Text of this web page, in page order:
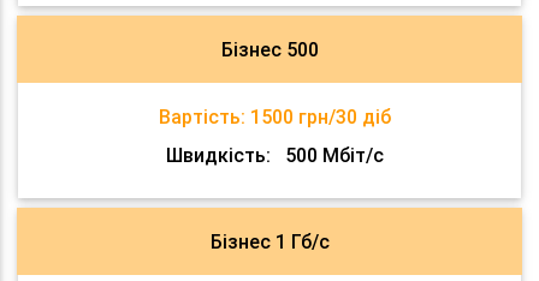
Бізнес 500
Вартість: 1500 грн/30 діб
Швидкість:
500 Мбіт/с
Бізнес 1 Гб/с